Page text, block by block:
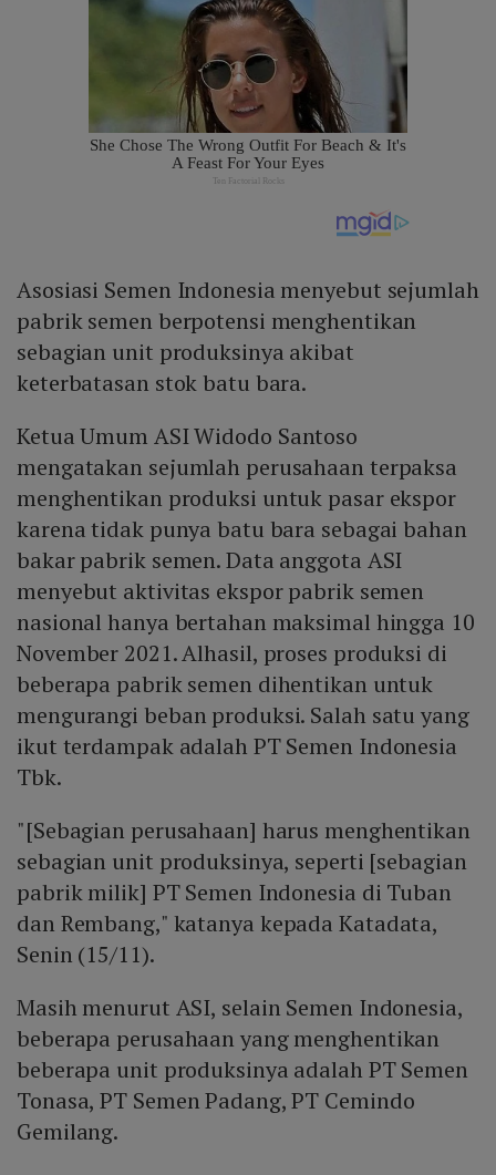
Asosiasi Semen Indonesia menyebut sejumlah
pabrik semen berpotensi menghentikan
sebagian unit produksinya akibat
keterbatasan stok batu bara.
Ketua Umum ASI Widodo Santoso
mengatakan sejumlah perusahaan terpaksa
menghentikan produksi untuk pasar ekspor
karena tidak punya batu bara sebagai bahan
bakar pabrik semen. Data anggota ASI
menyebut aktivitas ekspor pabrik semen
nasional hanya bertahan maksimal hingga 10
November 2021. Alhasil, proses produksi di
beberapa pabrik semen dihentikan untuk
mengurangi beban produksi. Salah satu yang
ikut terdampak adalah PT Semen Indonesia
Tbk.
"[Sebagian perusahaan] harus menghentikan
sebagian unit produksinya, seperti [sebagian
pabrik milik] PT Semen Indonesia di Tuban
dan Rembang," katanya kepada Katadata,
Senin (15/11).
Masih menurut ASI, selain Semen Indonesia,
beberapa perusahaan yang menghentikan
beberapa unit produksinya adalah PT Semen
Tonasa, PT Semen Padang, PT Cemindo
Gemilang.